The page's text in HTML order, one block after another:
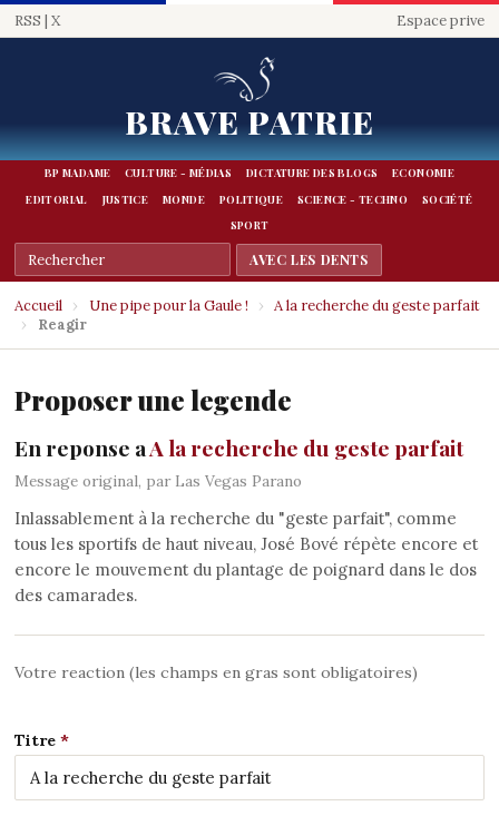
RSS | X Espace prive
BRAVE PATRIE
BP MADAME CULTURE - MÉDIAS DICTATURE DES BLOGS
ECONOMIE
EDITORIAL
JUSTICE MONDE POLITIQUE SCIENCE - TECHNO
SOCIÉTÉ
SPORT
Accueil › Une pipe pour la Gaule ! ›
A la recherche du geste parfait
›
Reagir
Proposer une legende
En reponse aA la recherche du geste parfait
Message original, par Las Vegas Parano
Inlassablement à la recherche du "geste parfait", comme
tous les sportifs de haut niveau, José Bové répète encore et
encore le mouvement du plantage de poignard dans le dos
des camarades.
Votre reaction (les champs en gras sont obligatoires)
Titre